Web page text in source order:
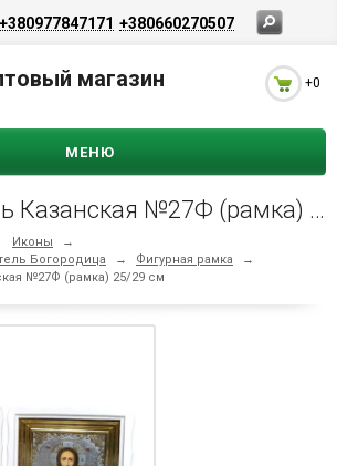
+380977847171 +380660270507
магазин +0
МЕНЮ
Вседержитель Казанская №27Ф (рамка) 25/29 см
Иконы
→
Богородица
→ Фигурная рамка
→
№27Ф (рамка) 25/29 см